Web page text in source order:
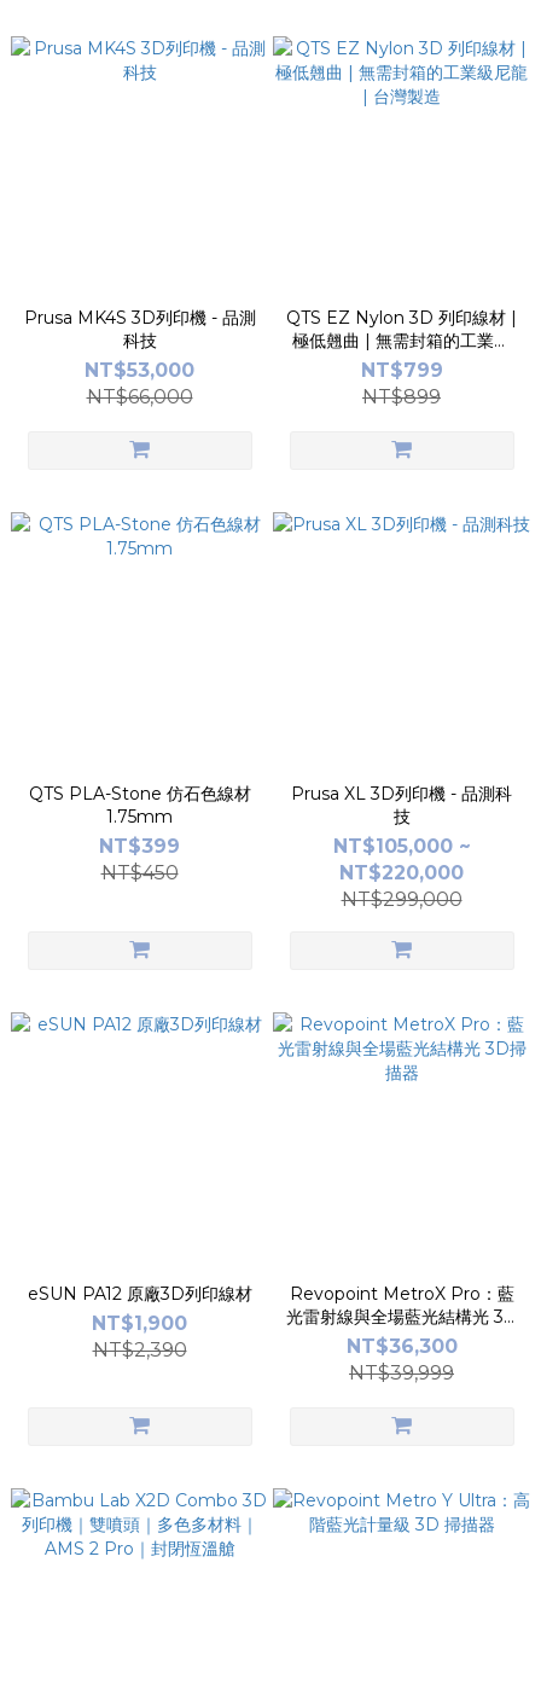
Prusa MK4S 3D列印機 - 品測
科技
NT$53,000
NT$66,000
QTS EZ Nylon 3D 列印線材 |
極低翹曲 | 無需封箱的工業級
尼龍 | 台灣製造
NT$799
NT$899
QTS PLA-Stone 仿石色線材
1.75mm
NT$399
NT$450
Prusa XL 3D列印機 - 品測科
技
NT$105,000 ~
NT$220,000
NT$299,000
eSUN PA12 原廠3D列印線材
NT$1,900
NT$2,390
Revopoint MetroX Pro：藍
光雷射線與全場藍光結構光 3D
掃描器
NT$36,300
NT$39,999